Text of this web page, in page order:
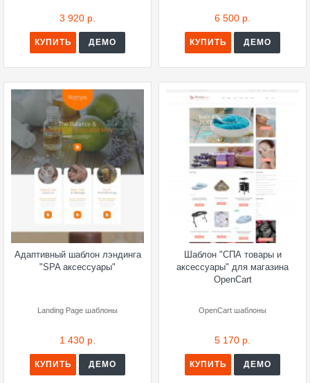
3 920 р.
КУПИТЬ ДЕМО
6 500 р.
КУПИТЬ ДЕМО
Адаптивный шаблон лэндинга
"SPA аксессуары"
Landing Page шаблоны
1 430 р.
КУПИТЬ ДЕМО
Шаблон "СПА товары и
аксессуары" для магазина
OpenCart
OpenCart шаблоны
5 170 р.
КУПИТЬ ДЕМО